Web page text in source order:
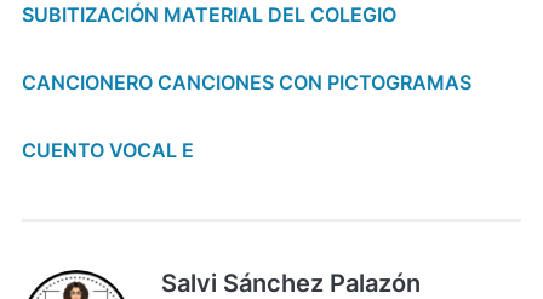
SUBITIZACIÓN MATERIAL DEL COLEGIO
CANCIONERO CANCIONES CON PICTOGRAMAS
CUENTO VOCAL E
Salvi Sánchez Palazón